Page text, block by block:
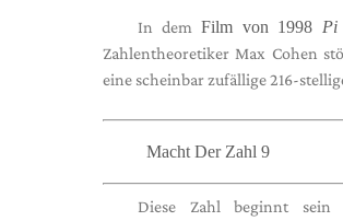
In dem Film von 1998 Pi
Zahlentheoretiker Max Cohen
eine scheinbar zufällige 216-
Macht Der Zahl 9
Diese Zahl beginnt sein